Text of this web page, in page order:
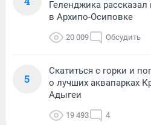
Геленджика
в Архипо-Осиповке
20 009 Обсудить
5
Скатиться с горки и
о лучших аквапарках
Адыгеи
19 493 4